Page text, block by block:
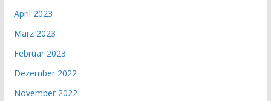
April 2023
März 2023
Februar 2023
Dezember 2022
November 2022